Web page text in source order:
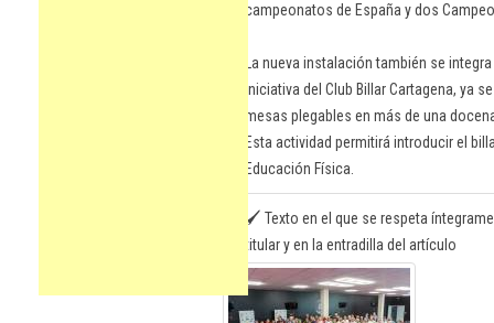
campeonatos de España y dos
La nueva instalación también se
iniciativa del Club Billar Cartagena, ya
mesas plegables en más de una
Esta actividad permitirá introducir el
Educación Física.
🖌️ Texto en el que se respeta
titular y en la entradilla del artículo